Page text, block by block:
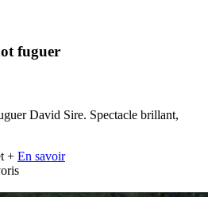
fuguer
David Sire. Spectacle brillant,
+ En savoir